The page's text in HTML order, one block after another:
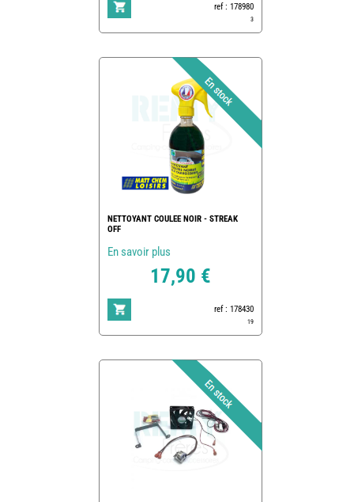
ref : 178980
3
NETTOYANT COULEE NOIR - STREAK
OFF
En savoir plus
17,90 €
ref : 178430
19